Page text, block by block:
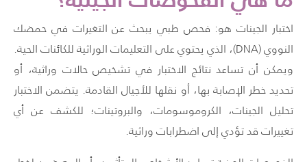
اختبار الجينات هو: فحص طبي يبحث عن التغيرات في حمضك
النووي (DNA)، الذي يحتوي على التعليمات الوراثية للكائنات الحية.
ويمكن أن تساعد نتائج الاختبار في تشخيص حالات وراثية، أو
تحديد خطر الإصابة بها، أو نقلها للأجيال القادمة. يتضمن الاختبار
تحليل الجينات، الكروموسومات، والبروتينات؛ للكشف عن أي
تغييرات قد تؤدي إلى اضطرابات وراثية.